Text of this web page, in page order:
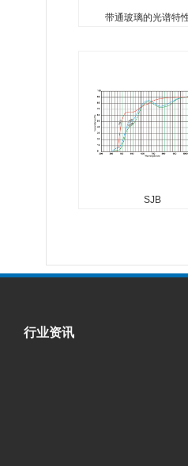
带通玻璃的光谱特
SJB
行业资讯